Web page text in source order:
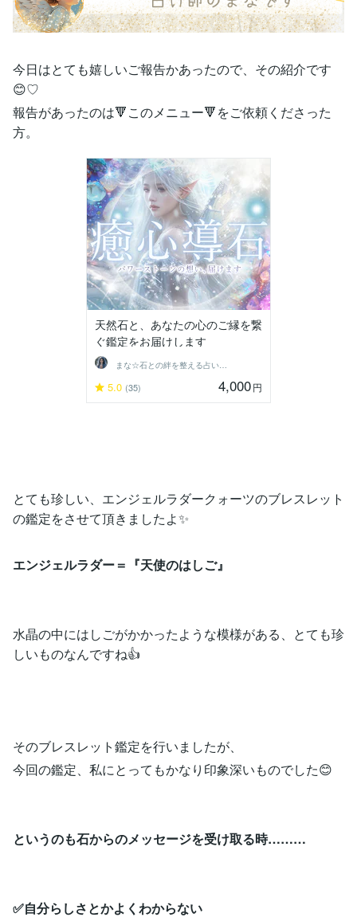
今日はとても嬉しいご報告かあったので、その紹介です
😊♡
報告があったのは🔻このメニュー🔻をご依頼くださった
方。
天然石と、あなたの心のご縁を繋
ぐ鑑定をお届けします
まな☆石との絆を整える占い師＆セラピスト
5.0 (35) 4,000円
とても珍しい、エンジェルラダークォーツのブレスレット
の鑑定をさせて頂きましたよ✨
エンジェルラダー＝『天使のはしご』
水晶の中にはしごがかかったような模様がある、とても珍
しいものなんですね👍
そのブレスレット鑑定を行いましたが、
今回の鑑定、私にとってもかなり印象深いものでした😊
というのも石からのメッセージを受け取る時………
✅️自分らしさとかよくわからない